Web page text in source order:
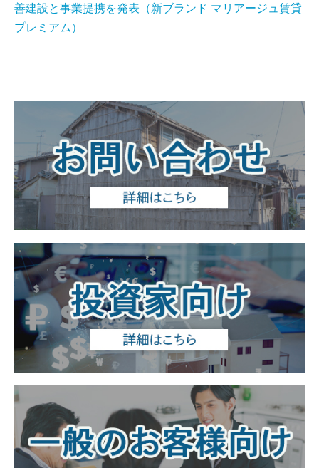
善建設と事業提携を発表（新ブランド マリアージュ賃貸
プレミアム）